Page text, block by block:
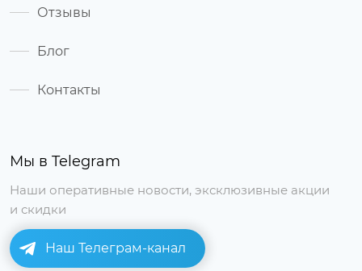
Мы в Telegram
Наши оперативные новости, эксклюзивные акции
и скидки
Наш Телеграм-канал
Отзывы
Блог
Контакты